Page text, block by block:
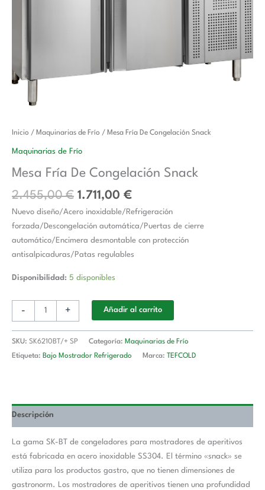
Inicio / Maquinarias de Frío / Mesa Fría De Congelación Snack
Maquinarias de Frío
Mesa Fría De Congelación Snack
2.455,00€
El
precio
era:
2.455,00 €.
1.711,00 €
El
es:
1.711,00 €.
Nuevo diseño/Acero inoxidable/Refrigeración
forzada/Descongelación automática/Puertas de cierre
automático/Encimera desmontable con protección
antisalpicaduras/Patas regulables
Disponibilidad: 5 disponibles
-
Mesa
Fría
Congelación
Snack
+ Añadir al carrito
SKU: SK6210BT/+ SP Categoría: Maquinarias de Frío
Etiqueta: Bajo Mostrador Refrigerado Marca: TEFCOLD
Descripción
La gama SK-BT de congeladores para mostradores de aperitivos
está fabricada en acero inoxidable SS304. El término «snack» se
utiliza para los productos gastro, que no tienen dimensiones de
gastronorm. Los mostradores de aperitivos tienen una profundidad